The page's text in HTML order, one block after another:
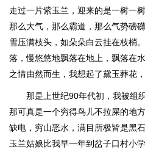
走过一片紫玉兰，迎来的是一树一
那么大气，那么霸道，那么气势磅
雪压满枝头，如朵朵白云挂在枝梢
落，慢悠悠地飘落在地上，飘落在
之情由然而生，我想起了黛玉葬花
那是上世纪90年代初，我被组
那可真是一个穷得鸟儿不拉屎的地
缺电，穷山恶水，满目所极皆是黑
玉兰姑娘比我早一年到岔子口村小